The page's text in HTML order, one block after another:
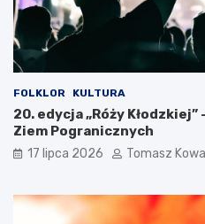
FOLKLOR KULTURA
20. edycja „Róży
Ziem Pogranicznych
17 lipca 2026 Tomasz